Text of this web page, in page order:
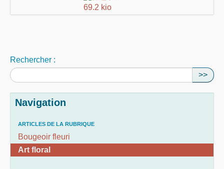
Rechercher :
>>
Navigation
ARTICLES DE LA RUBRIQUE
Bougeoir fleuri
Art floral